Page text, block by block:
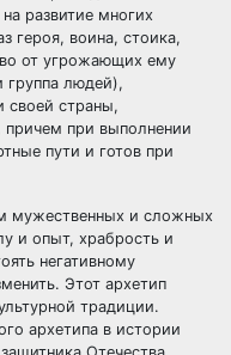
развитие многих
героя, воина, стоика,
от угрожающих ему
группа людей),
своей страны,
при выполнении
пути и готов при
мужественных и сложных
и опыт, храбрость и
негативному
Этот архетип
традиции.
архетипа в истории